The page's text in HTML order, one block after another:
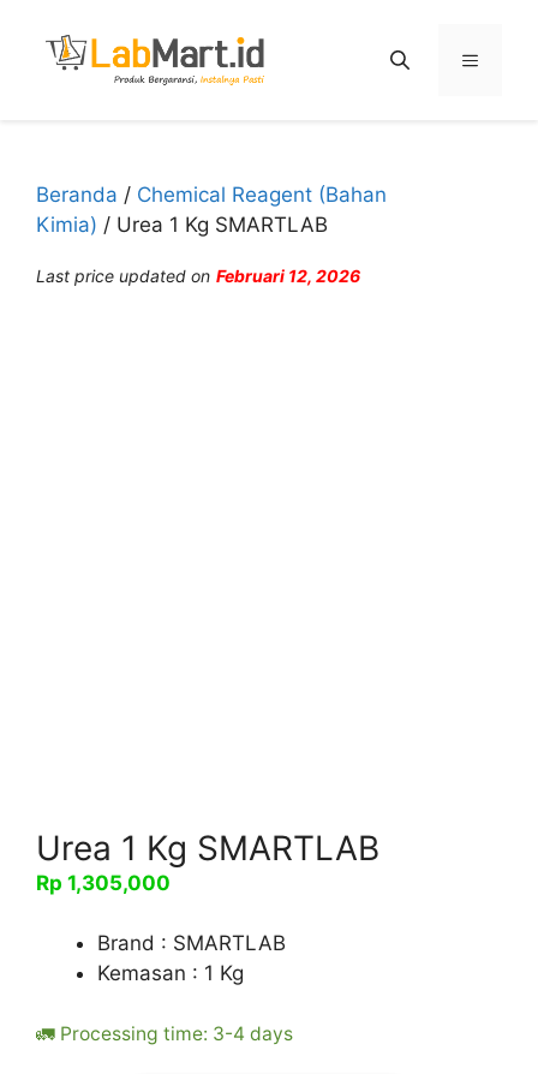
Menu
Beranda / Chemical Reagent (Bahan
Kimia) / Urea 1 Kg SMARTLAB
Last price updated on Februari 12, 2026
Urea 1 Kg SMARTLAB
Rp 1,305,000
Brand : SMARTLAB
Kemasan : 1 Kg
🚛 Processing time: 3-4 days